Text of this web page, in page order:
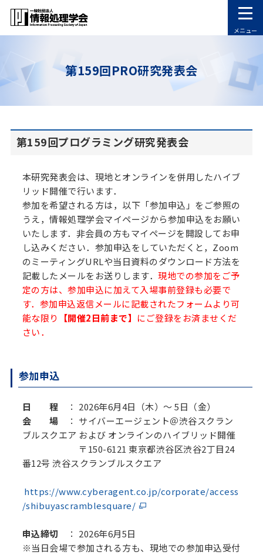
メニュー
第159回PRO研究発表会
第159回プログラミング研究発表会
本研究発表会は、現地とオンラインを併用したハイブ
リッド開催で行います．
参加を希望される方は，以下「参加申込」をご参照の
うえ，情報処理学会マイページから参加申込をお願い
いたします．非会員の方もマイページを開設してお申
し込みください．参加申込をしていただくと，Zoom
のミーティングURLや当日資料のダウンロード方法を
記載したメールをお送りします．現地での参加をご予
定の方は、参加申込に加えて入場事前登録も必要で
す．参加申込返信メールに記載されたフォームより可
能な限り
【開催2日前まで】 にご登録をお済ませくだ
さい．
参加申込
日 程 ： 2026年6月4日（木）～ 5日（金）
会 場 ： サイバーエージェント＠渋谷スクラン
ブルスクエア および オンラインのハイブリッド開催
〒150-6121 東京都渋谷区渋谷2丁目24
番12号 渋谷スクランブルスクエア
https://www.cyberagent.co.jp/corporate/access
/shibuyascramblesquare/
申込締切 ： 2026年6月5日
※当日会場で参加される方も、現地での参加申込受付